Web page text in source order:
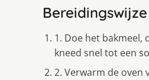
Bereidingswijze
1. Doe het bakmeel,
kneed snel tot een
2. Verwarm de oven